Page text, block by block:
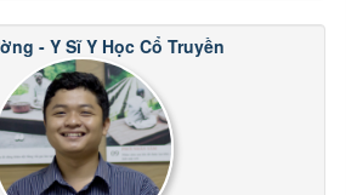
- Y Sĩ Y Học Cổ Truyền